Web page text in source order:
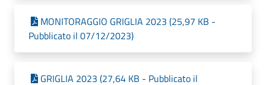
MONITORAGGIO GRIGLIA 2023 (25,97 KB -
Pubblicato il 07/12/2023)
GRIGLIA 2023 (27,64 KB - Pubblicato il